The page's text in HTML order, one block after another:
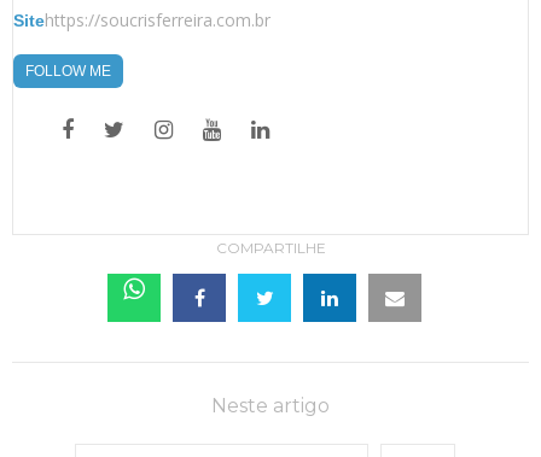
Sitehttps://soucrisferreira.com.br
FOLLOW ME
COMPARTILHE
Neste artigo